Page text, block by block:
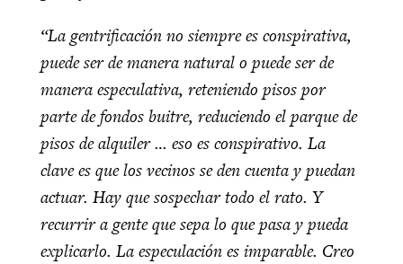
“La gentrificación no siempre es conspirativa,
puede ser de manera natural o puede ser de
manera especulativa, reteniendo pisos por
parte de fondos buitre, reduciendo el parque de
pisos de alquiler … eso es conspirativo. La
clave es que los vecinos se den cuenta y puedan
actuar. Hay que sospechar todo el rato. Y
recurrir a gente que sepa lo que pasa y pueda
explicarlo. La especulación es imparable. Creo